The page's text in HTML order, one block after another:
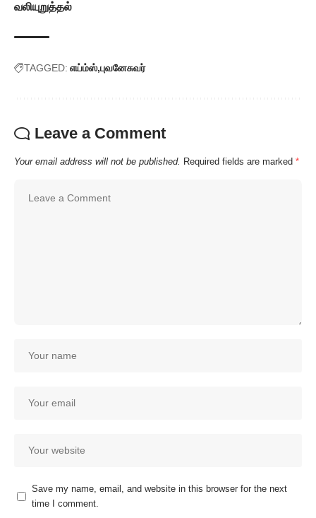
வலியுறுத்தல்
TAGGED: எய்ம்ஸ் புவனேசுவர்
Leave a Comment
Your email address will not be published. Required fields are marked *
Save my name, email, and website in this browser for the next
time I comment.